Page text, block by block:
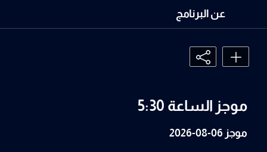
عن البرنامج
موجز الساعة 5:30
موجز 06-08-2026